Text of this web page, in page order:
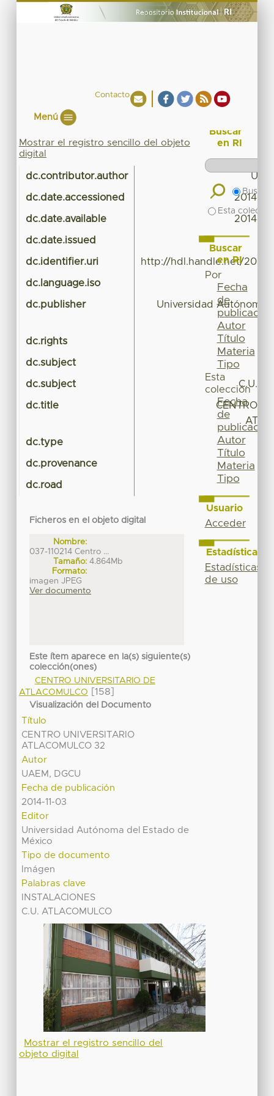
Contacto
Menú
Mostrar el registro sencillo del objeto
digital
dc.contributor.author
dc.date.accessioned 2014-
dc.date.available 2014-
dc.date.issued
dc.identifier.uri http://hdl.handle.net/
dc.language.iso
dc.publisher Universidad Autónoma
dc.rights
dc.subject
dc.subject C.U.
dc.title
CENTRO
dc.type
dc.provenance
dc.road
Ficheros en el objeto digital
Nombre:
037-110214 Centro ...
Tamaño: 4.864Mb
Formato:
imagen JPEG
Ver documento
Este ítem aparece en la(s) siguiente(s)
colección(ones)
CENTRO UNIVERSITARIO DE
ATLACOMULCO
[158]
Visualización del Documento
Título
CENTRO UNIVERSITARIO
ATLACOMULCO 32
Autor
UAEM, DGCU
Fecha de publicación
2014-11-03
Editor
Universidad Autónoma del Estado de
México
Tipo de documento
Imágen
Palabras clave
INSTALACIONES
C.U. ATLACOMULCO
Mostrar el registro sencillo del
objeto digital
Buscar
en RI
Buscar
Esta
Buscar
en RI
Por
Fecha
de
publicación
Autor
Título
Materia
Tipo
Esta
colección
Fecha
de
publicación
Autor
Título
Materia
Tipo
Usuario
Acceder
Estadísticas
Estadísticas
de uso